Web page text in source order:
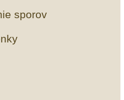
sporov